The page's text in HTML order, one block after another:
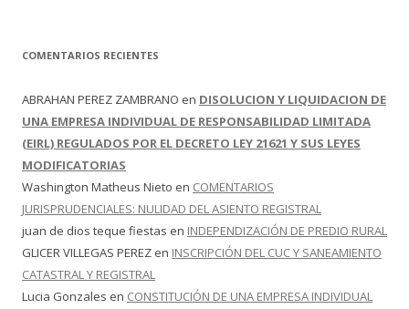
COMENTARIOS RECIENTES
ABRAHAN PEREZ ZAMBRANO en DISOLUCION Y LIQUIDACION DE
UNA EMPRESA INDIVIDUAL DE RESPONSABILIDAD LIMITADA
(EIRL) REGULADOS POR EL DECRETO LEY 21621 Y SUS LEYES
MODIFICATORIAS
Washington Matheus Nieto en COMENTARIOS
JURISPRUDENCIALES: NULIDAD DEL ASIENTO REGISTRAL
juan de dios teque fiestas en INDEPENDIZACIÓN DE PREDIO RURAL
GLICER VILLEGAS PEREZ en INSCRIPCIÓN DEL CUC Y SANEAMIENTO
CATASTRAL Y REGISTRAL
Lucia Gonzales en CONSTITUCIÓN DE UNA EMPRESA INDIVIDUAL